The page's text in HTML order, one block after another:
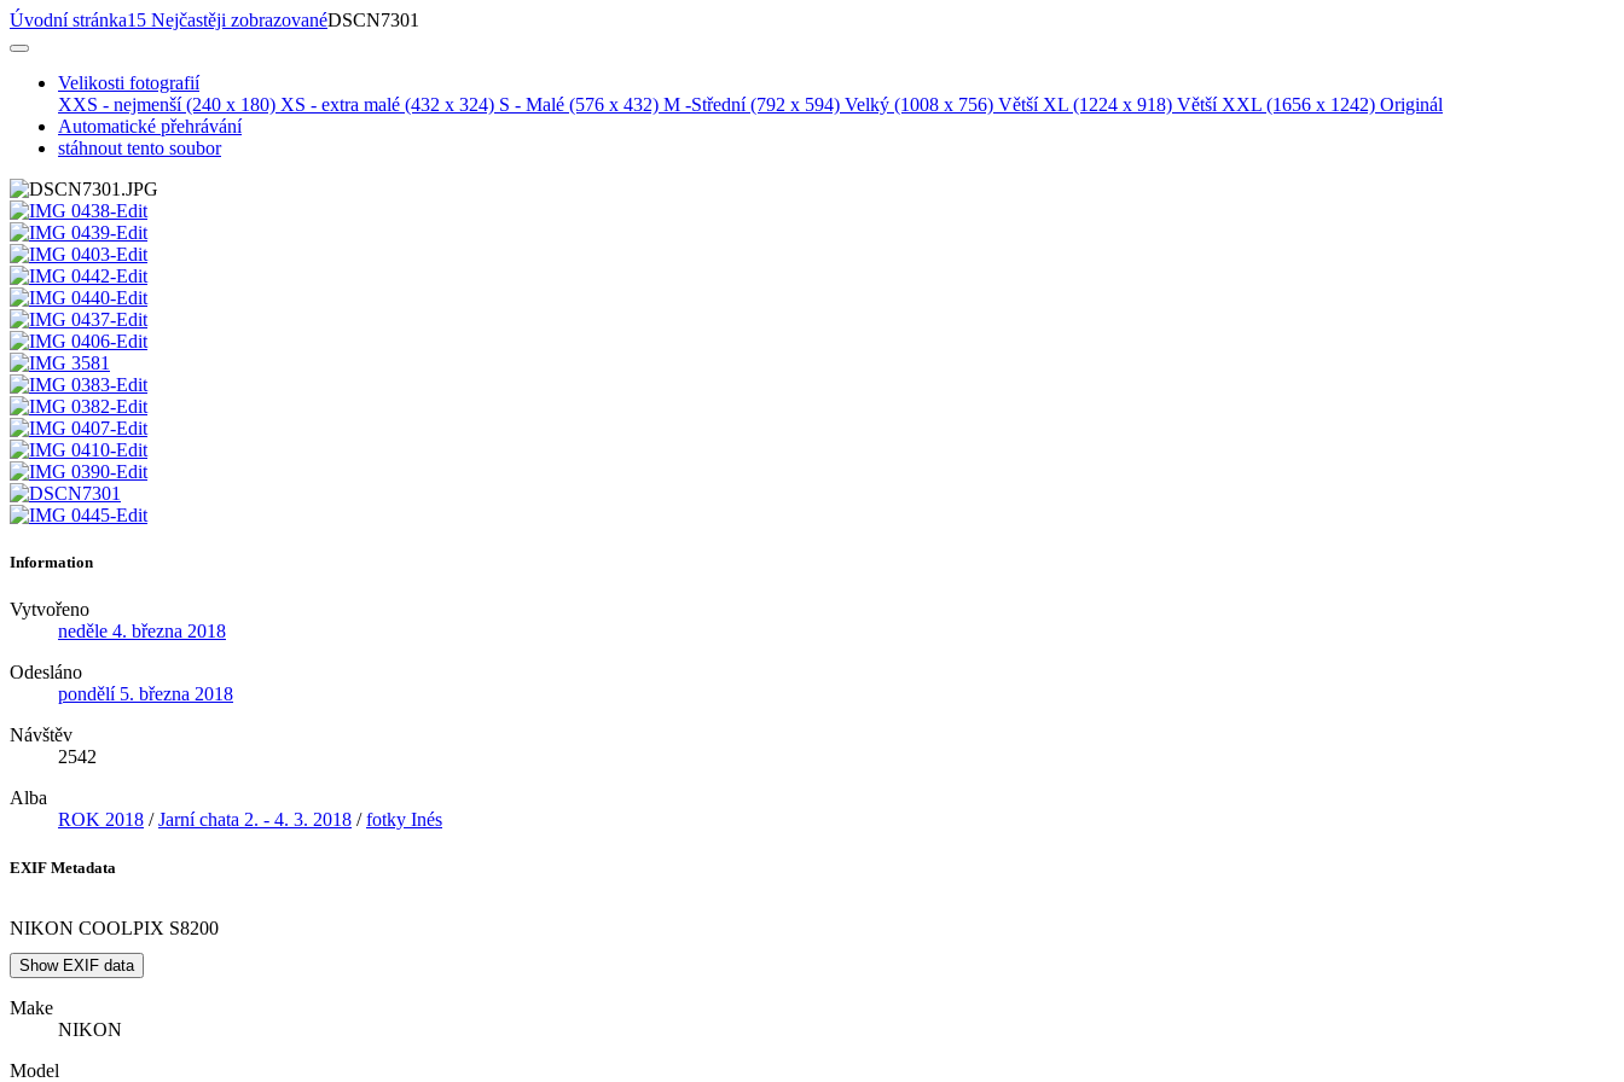
Úvodní stránka15 Nejčastěji zobrazovanéDSCN7301
Velikosti fotografií
XXS - nejmenší(240 x 180) XS - extra malé (432 x 324) S - Malé (576 x 432) M -Střední(792 x 594) Velký (1008 x 756) Větší XL (1224 x 918) Větší XXL (1656 x 1242) Originál
Automatické přehrávání
stáhnout tento soubor
Information
Vytvořeno
neděle 4. března 2018
Odesláno
pondělí 5. března 2018
Návštěv
2542
Alba
ROK 2018 /Jarní chata 2. - 4. 3. 2018 /fotky Inés
EXIF Metadata
NIKON COOLPIX S8200
Show EXIF data
Make
NIKON
Model